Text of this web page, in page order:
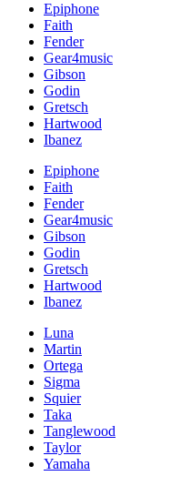
Epiphone
Faith
Fender
Gear4music
Gibson
Godin
Gretsch
Hartwood
Ibanez
Epiphone
Faith
Fender
Gear4music
Gibson
Godin
Gretsch
Hartwood
Ibanez
Luna
Martin
Ortega
Sigma
Squier
Taka
Tanglewood
Taylor
Yamaha